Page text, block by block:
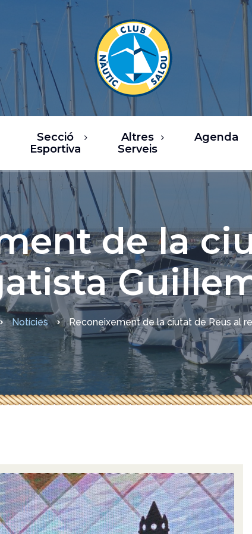
Secció
Esportiva
de Vela
Fitness
COVID-19
Altres
Serveis
Restaurants
Oci / Comerç
Xàrter i activitats
nàutiques
Serveis nàutics
Agenda
de la
Notícies Reconeixement de la ciutat de Reus al